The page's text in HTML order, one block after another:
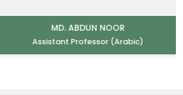
MD. ABDUN NOOR
Assistant Professor (Arabic)